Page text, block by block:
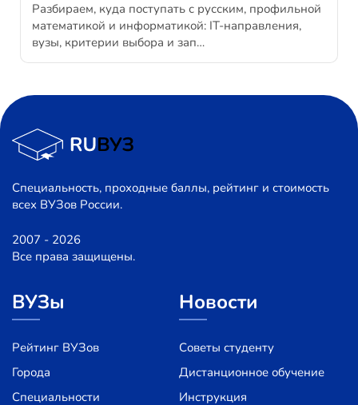
Разбираем, куда поступать с русским, профильной
математикой и информатикой: IT-направления,
вузы, критерии выбора и зап…
Специальность, проходные баллы, рейтинг и стоимость
всех ВУЗов России.
2007 - 2026
Все права защищены.
ВУЗы
Рейтинг ВУЗов
Города
Специальности
Новости
Советы студенту
Дистанционное обучение
Инструкция